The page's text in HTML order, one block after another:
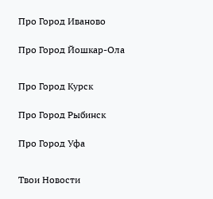
Про Город Иваново
Про Город Йошкар-Ола
Про Город Курск
Про Город Рыбинск
Про Город Уфа
Твои Новости